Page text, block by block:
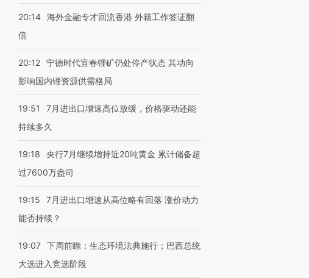
20:14 海外金融专才回流香港 外籍工作签证翻
倍
20:12 宁德时代宜春锂矿仍处停产状态 其动向
影响国内锂资源供需格局
19:51
7月进出口增速高位放缓，价格驱动还能
持续多久
19:18
央行7月继续增持近20吨黄金 累计储备超
过7600万盎司
19:15
7月进出口增速从高位略有回落 涨价动力
能否持续？
19:07 下周前瞻：生态环境法典施行；巴西总统
大选进入竞选阶段